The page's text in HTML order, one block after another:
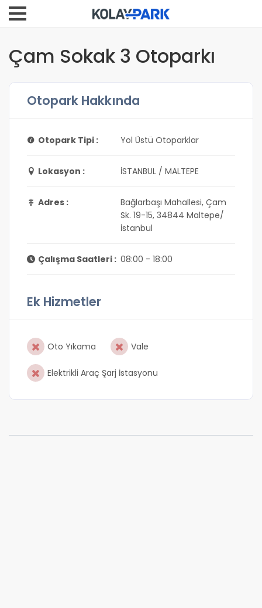
Çam Sokak 3 Otoparkı
Otopark Hakkında
Otopark Tipi : Yol Üstü Otoparklar
Lokasyon : İSTANBUL / MALTEPE
Adres :
Bağlarbaşı Mahallesi, Çam
Sk. 19-15, 34844 Maltepe/
İstanbul
Çalışma Saatleri : 08:00 - 18:00
Ek Hizmetler
Oto Yıkama Vale
Elektrikli Araç Şarj İstasyonu